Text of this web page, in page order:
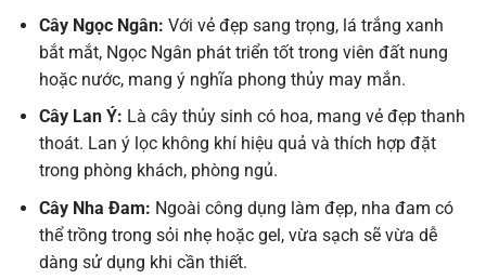
Cây Ngọc Ngân: Với vẻ đẹp sang trọng, lá trắng xanh
bắt mắt, Ngọc Ngân phát triển tốt trong viên đất nung
hoặc nước, mang ý nghĩa phong thủy may mắn.
Cây Lan Ý: Là cây thủy sinh có hoa, mang vẻ đẹp thanh
thoát. Lan ý lọc không khí hiệu quả và thích hợp đặt
trong phòng khách, phòng ngủ.
Cây Nha Đam: Ngoài công dụng làm đẹp, nha đam có
thể trồng trong sỏi nhẹ hoặc gel, vừa sạch sẽ vừa dễ
dàng sử dụng khi cần thiết.